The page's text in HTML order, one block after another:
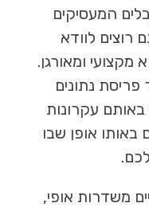
המעסיקים
רוצים לוודא
ומאורגן.
פריסת נתונים
עקרונות
אופן שבו
משדרות אופי,